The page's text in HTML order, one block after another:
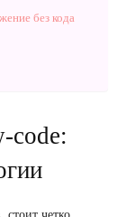
без кода
code: